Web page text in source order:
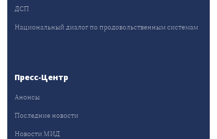
ДСП
Национальный диалог по продовольственным системам
Пресс-Центр
Анонсы
Последние новости
Новости МИД